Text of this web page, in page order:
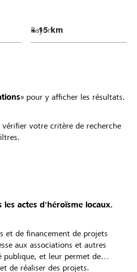
Rayon
» pour y afficher les résultats.
votre critère de recherche
les actes d'héroïsme locaux.
et de financement de projets
aux associations et autres
et leur permet de
de réaliser des projets.